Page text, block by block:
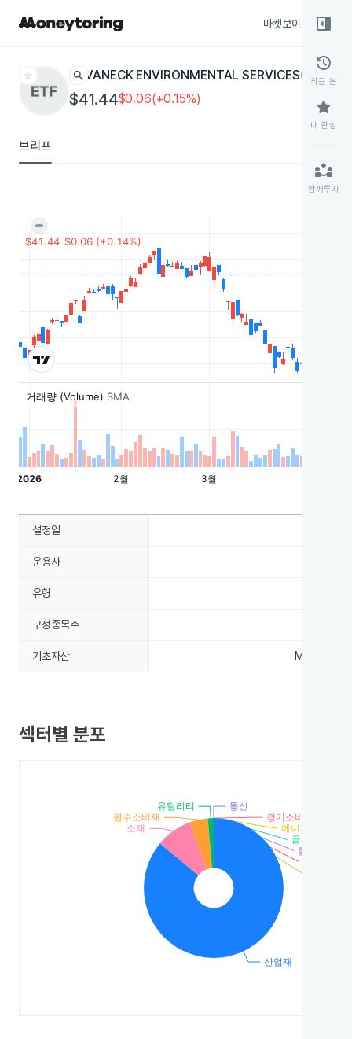
마켓보이스
star search VANECK ENVIRONMENTAL SERVICESEVX ETF
$41.44$0.06(+0.15%)
브리프
right_panel_open
history
최근 본
star
내 관심
partner_exchange
함께투자